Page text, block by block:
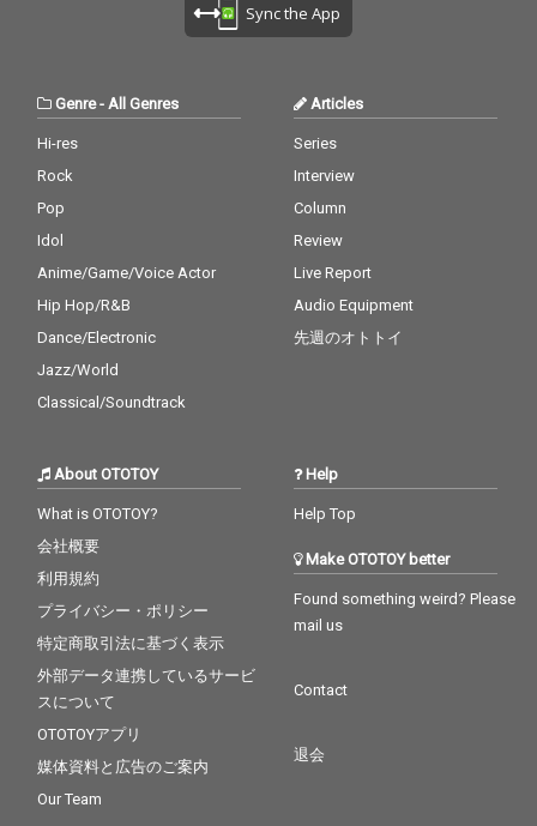
Sync the App
Genre- All Genres
Hi-res
Rock
Pop
Idol
Anime/Game/Voice Actor
Hip Hop/R&B
Dance/Electronic
Jazz/World
Classical/Soundtrack
Articles
Series
Interview
Column
Review
Live Report
Audio Equipment
先週のオトトイ
About OTOTOY
What is OTOTOY?
会社概要
利用規約
プライバシー・ポリシー
特定商取引法に基づく表示
外部データ連携しているサービ
スについて
OTOTOYアプリ
媒体資料と広告のご案内
Our Team
Help
Help Top
Make OTOTOY better
Found something weird? Please
mail us
Contact
退会